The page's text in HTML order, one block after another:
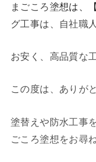
まごころ塗想は、
グ工事は、自社職
お安く、高品質な
この度は、ありが
塗替えや防水工事
ごころ塗想をお尋